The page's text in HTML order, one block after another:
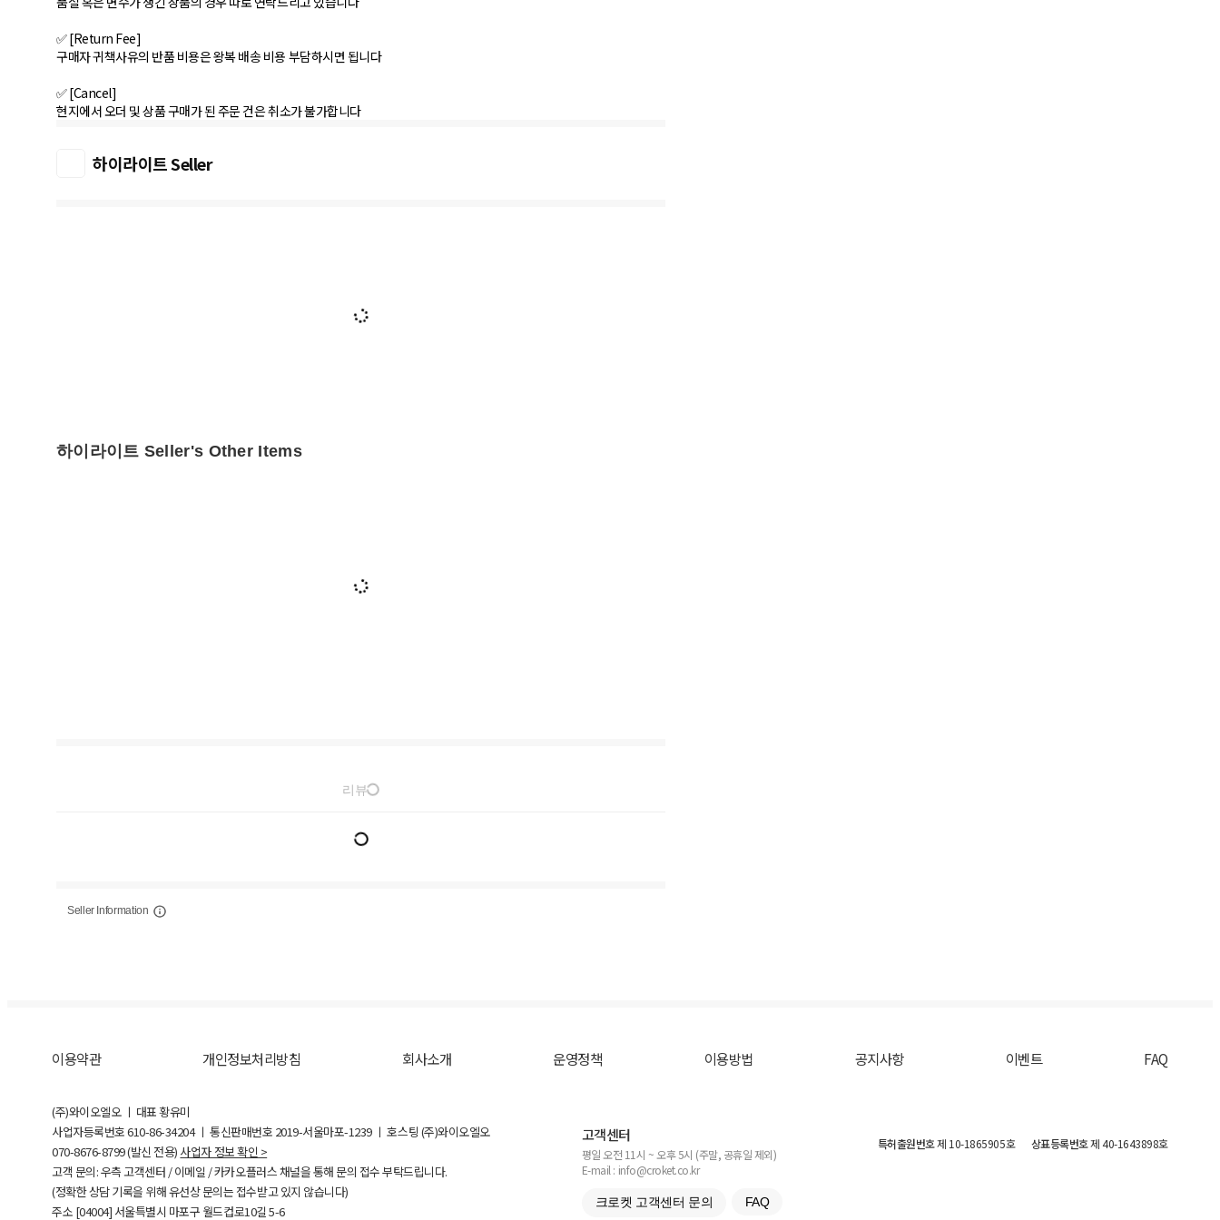
✅ [Return Fee]
구매자 귀책사유의 반품 비용은 왕복 배송 비용 부담하시면 됩니다
✅ [Cancel]
현지에서 오더 및 상품 구매가 된 주문 건은 취소가 불가합니다
하이라이트 Seller
하이라이트 Seller's Other Items
리뷰
Seller Information
이용약관 개인정보처리방침 회사소개 운영정책 이용방법 공지사항 이벤트 FAQ
(주)와이오엘오 ㅣ 대표 황유미
사업자등록번호610-86-34204ㅣ 통신판매번호 2019-서울마포-1239 ㅣ 호스팅 (주)와이오엘오
070-8676-8799 (발신 전용) 사업자 정보 확인 >
고객 문의: 우측 고객센터 / 이메일 / 카카오플러스 채널을 통해 문의 접수 부탁드립니다.
(정확한 상담 기록을 위해 유선상 문의는 접수받고 있지 않습니다)
주소 [04004] 서울특별시 마포구 월드컵로10길5-6
고객센터
평일 오전 11시 ~ 오후 5시 (주말, 공휴일 제외)
E-mail : info@croket.co.kr
크로켓 고객센터 문의 FAQ
특허출원번호제 10-1865905호 상표등록번호제 40-1643898호